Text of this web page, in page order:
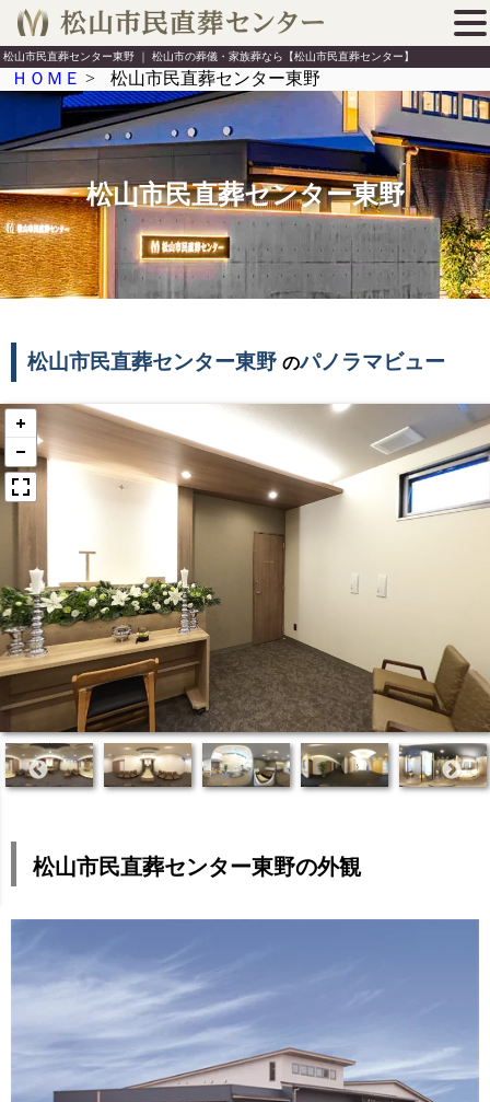
松山市民直葬センター東野 ｜ 松山市の葬儀・家族葬なら【松山市民直葬センター】
ＨＯＭＥ > 松山市民直葬センター東野
松山市民直葬センター東野
松山市民直葬センター東野 のパノラマビュー
松山市民直葬センター東野の外観